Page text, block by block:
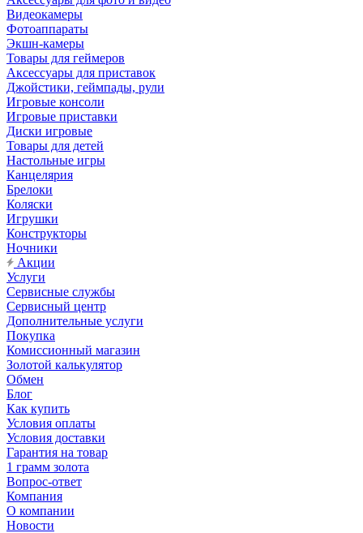
Видеокамеры
Фотоаппараты
Экшн-камеры
Товары для геймеров
Аксессуары для приставок
Джойстики, геймпады, рули
Игровые консоли
Игровые приставки
Диски игровые
Товары для детей
Настольные игры
Канцелярия
Брелоки
Коляски
Игрушки
Конструкторы
Ночники
Акции
Услуги
Сервисные службы
Сервисный центр
Дополнительные услуги
Покупка
Комиссионный магазин
Золотой калькулятор
Обмен
Блог
Как купить
Условия оплаты
Условия доставки
Гарантия на товар
1 грамм золота
Вопрос-ответ
Компания
О компании
Новости